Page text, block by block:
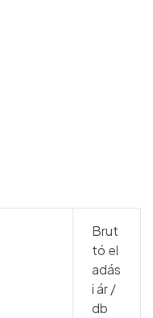
Brut
tó el
adás
i ár /
db